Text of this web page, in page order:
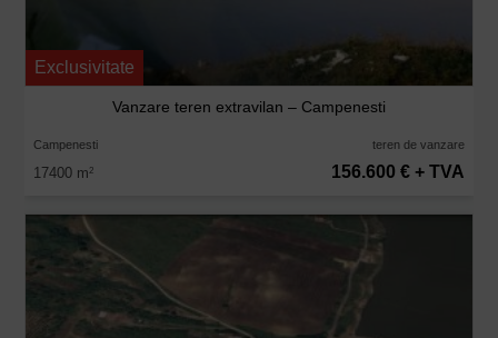
Exclusivitate
Vanzare teren extravilan – Campenesti
Campenesti teren de vanzare
17400 m2 156.600 € + TVA